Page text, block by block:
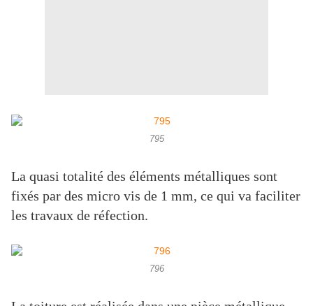
795
La quasi totalité des éléments métalliques sont
fixés par des micro vis de 1 mm, ce qui va faciliter
les travaux de réfection.
796